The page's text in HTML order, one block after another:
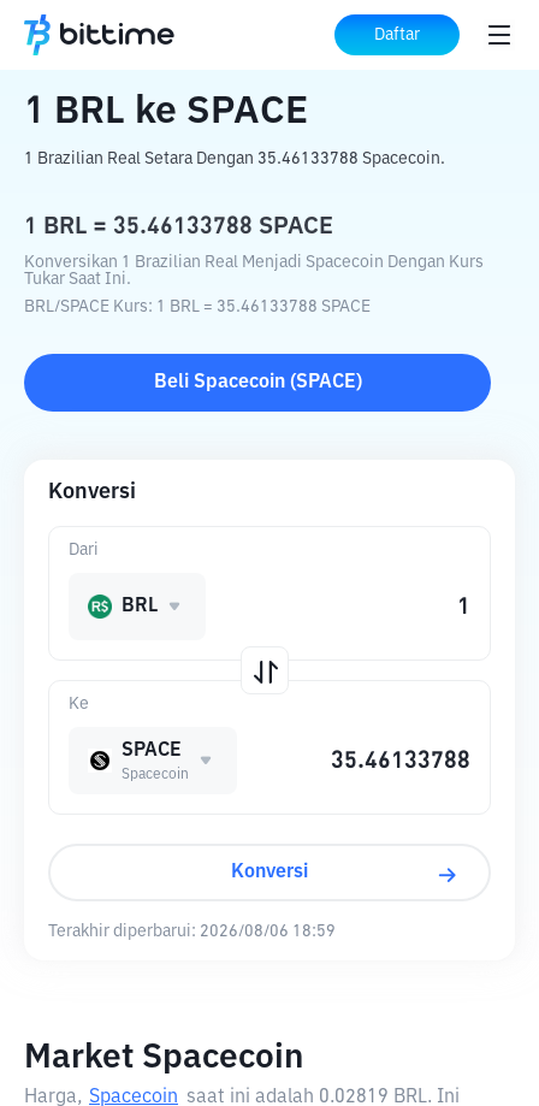
Daftar
Beranda Konverter Kripto ke SPACE
1 BRL ke SPACE
1 Brazilian Real Setara Dengan 35.46133788 Spacecoin.
1 BRL = 35.46133788 SPACE
Konversikan 1 Brazilian Real Menjadi Spacecoin Dengan Kurs
Tukar Saat Ini.
BRL/SPACE Kurs: 1 BRL = 35.46133788 SPACE
Beli Spacecoin(SPACE)
Konversi
Ke
SPACE
Spacecoin
Dari
BRL
Konversi
Terakhir diperbarui: 2026/08/06 18:59
Market Spacecoin
Harga, Spacecoin saat ini adalah 0.02819 BRL. Ini